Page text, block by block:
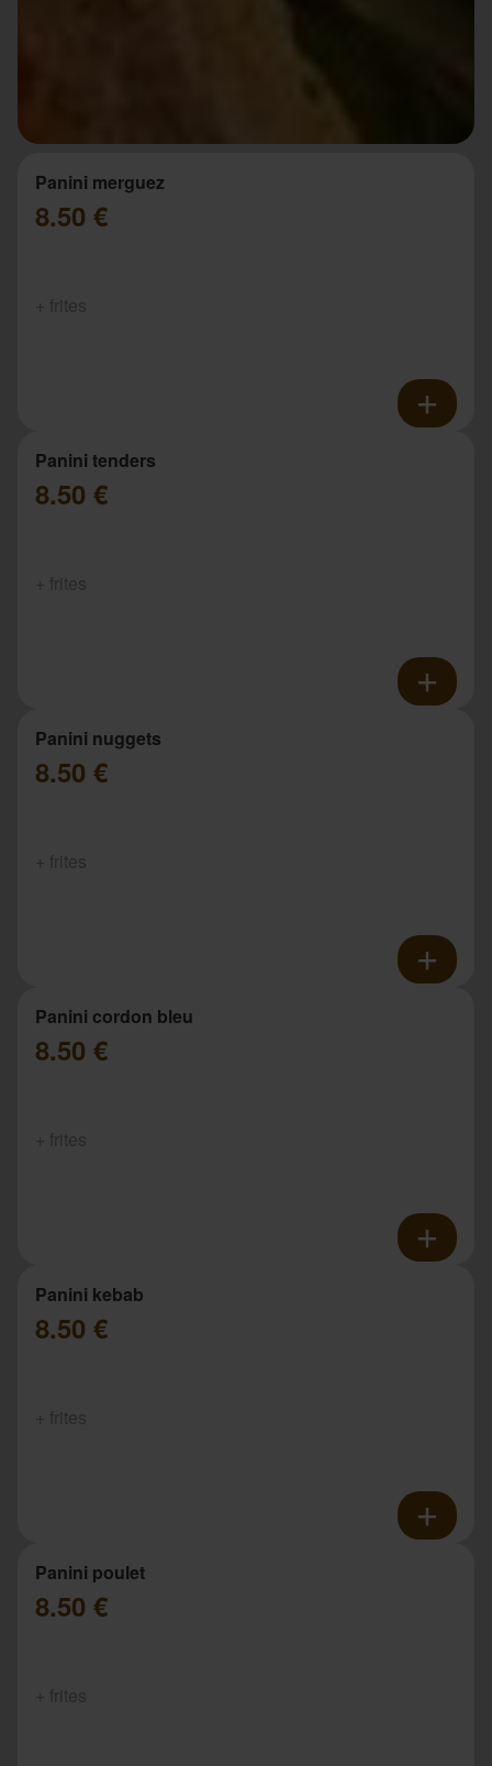
Panini merguez
8.50 €
Panini tenders
8.50 €
Panini nuggets
8.50 €
Panini cordon bleu
8.50 €
Panini kebab
8.50 €
Panini poulet
8.50 €